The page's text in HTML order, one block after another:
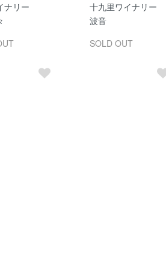
ナリー
十九里ワイナリー
波音
SOLD OUT